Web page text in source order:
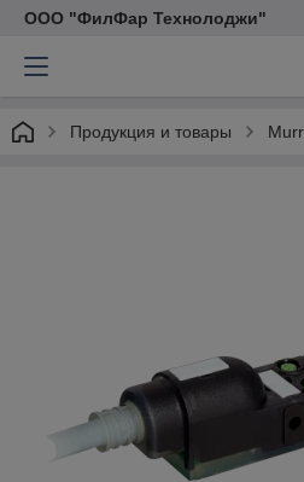
ООО "ФилФар Технолоджи"
Продукция и товары